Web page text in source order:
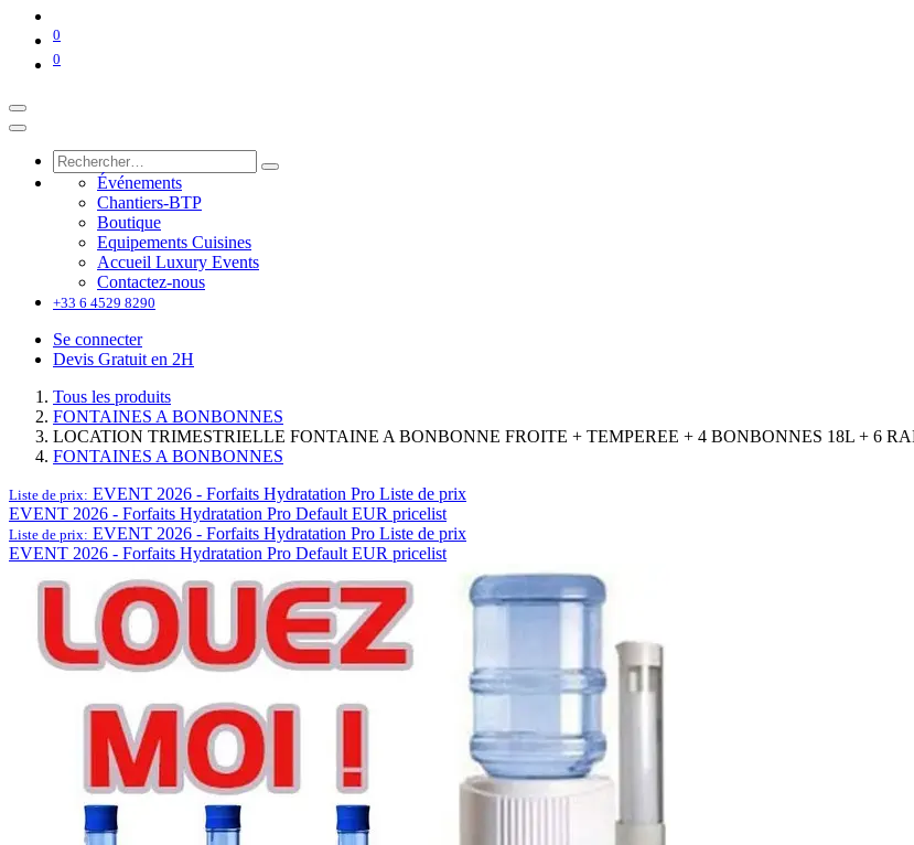
0
0
Événements
Chantiers-BTP
Boutique
Equipements Cuisines
Accueil Luxury Events
Contactez-nous
+33 6 4529 8290
Se connecter
Devis Gratuit en 2H
Tous les produits
FONTAINES A BONBONNES
LOCATION TRIMESTRIELLE FONTAINE A BONBONNE FROITE + TEMPEREE + 4 BONBONNES 18L + 6
FONTAINES A BONBONNES
Liste de prix: EVENT 2026 - Forfaits Hydratation Pro Liste de prix
EVENT 2026 - Forfaits Hydratation Pro Default EUR pricelist
Liste de prix: EVENT 2026 - Forfaits Hydratation Pro Liste de prix
EVENT 2026 - Forfaits Hydratation Pro Default EUR pricelist